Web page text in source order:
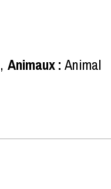
Animaux: Animal